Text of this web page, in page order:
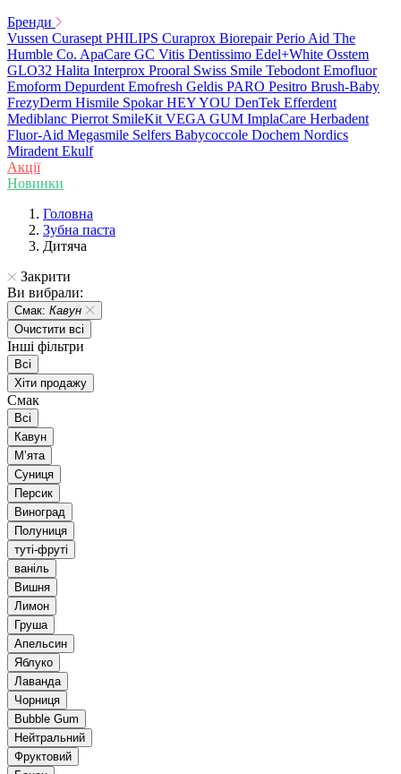
Бренди
Vussen Curasept PHILIPS Curaprox Biorepair Perio Aid The
Humble Co. ApaCare GC Vitis Dentissimo Edel+White Osstem
GLO32 Halita Interprox Prooral Swiss Smile Tebodont Emofluor
Emoform Depurdent Emofresh Geldis PARO Pesitro Brush-Baby
FrezyDerm Hismile Spokar HEY YOU DenTek Efferdent
Mediblanc Pierrot SmileKit VEGA GUM ImplaCare Herbadent
Fluor-Aid Megasmile Selfers Babycoccole Dochem Nordics
Miradent Ekulf
Акції
Новинки
Головна
Зубна паста
Дитяча
Закрити
Ви вибрали:
Смак: Кавун
Очистити всі
Інші фільтри
Всі
Хіти продажу
Смак
Всі
Кавун
Мʼята
Суниця
Персик
Виноград
Полуниця
туті-фруті
ваніль
Вишня
Лимон
Груша
Апельсин
Яблуко
Лаванда
Чорниця
Bubble Gum
Нейтральний
Фруктовий